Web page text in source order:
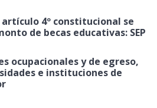
4º constitucional se
de becas educativas: SEP
ocupacionales y de egreso,
e instituciones de